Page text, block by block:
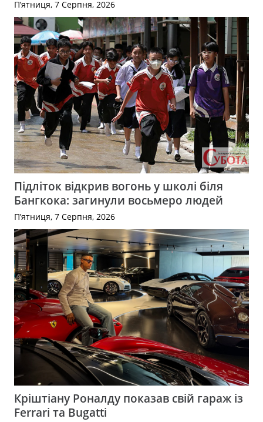
П’ятниця, 7 Серпня, 2026
Підліток відкрив вогонь у школі біля
Бангкока: загинули восьмеро людей
П’ятниця, 7 Серпня, 2026
Кріштіану Роналду показав свій гараж із
Ferrari та Bugatti